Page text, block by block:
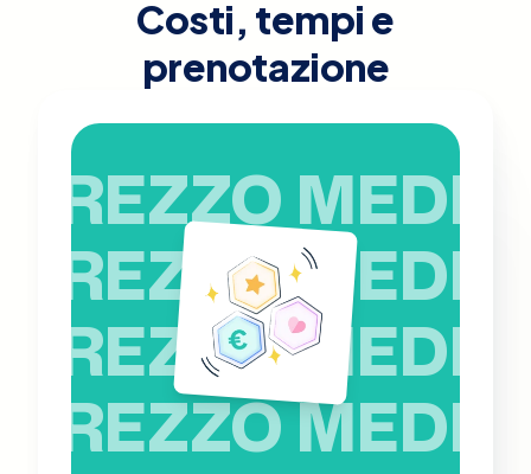
Costi, tempi e
prenotazione
PREZZO MEDIO
PREZZO MEDIO
PREZZO MEDIO
PREZZO MEDIO